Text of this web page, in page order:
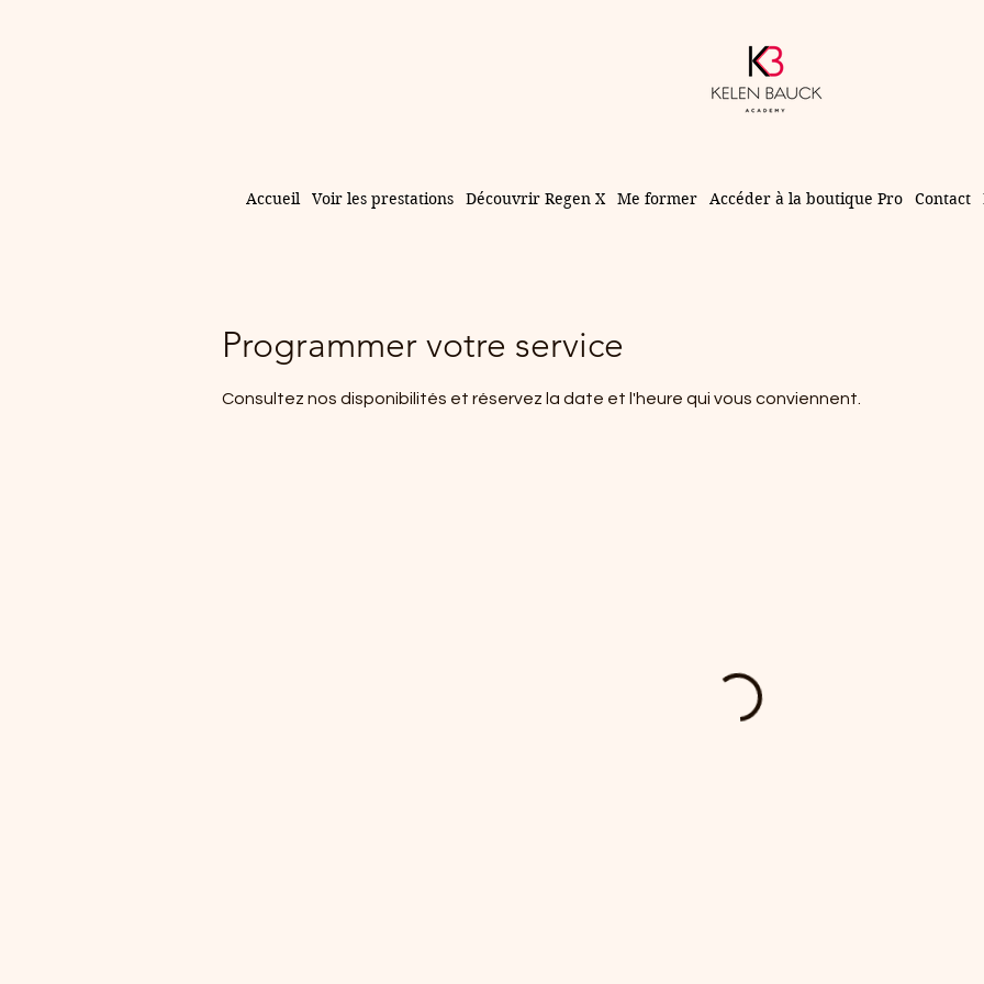
Accueil Voir les prestations Découvrir Regen X Me former Accéder à la boutique Pro Contact
Programmer votre service
Consultez nos disponibilités et réservez la date et l'heure qui vous conviennent.